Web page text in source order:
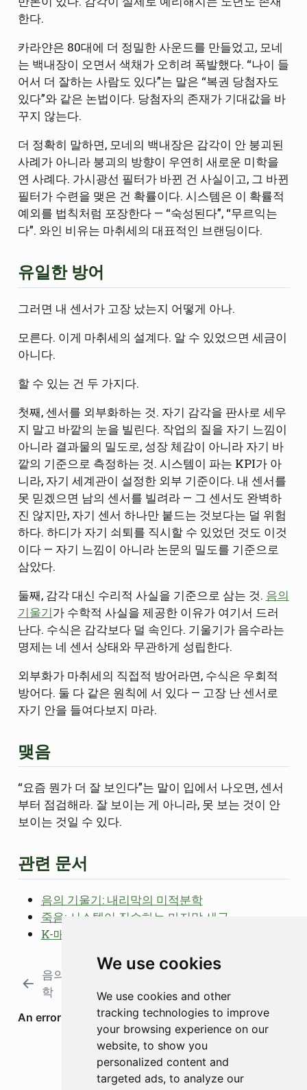
We use cookies
We use cookies and other
tracking technologies to improve
your browsing experience on our
website, to show you
personalized content and
targeted ads, to analyze our
한다.
카라얀은 80대에 더 정밀한 사운드를 만들었고, 모네
는 백내장이 오면서 색채가 오히려 폭발했다. “나이 들
어서 더 잘하는 사람도 있다”는 말은 “복권 당첨자도
있다”와 같은 논법이다. 당첨자의 존재가 기대값을 바
꾸지 않는다.
더 정확히 말하면, 모네의 백내장은 감각이 안 붕괴된
사례가 아니라 붕괴의 방향이 우연히 새로운 미학을
연 사례다. 가시광선 필터가 바뀐 건 사실이고, 그 바뀐
필터가 수련을 맺은 건 확률이다. 시스템은 이 확률적
예외를 법칙처럼 포장한다 — “숙성된다”, “무르익는
다”. 와인 비유는 마취세의 대표적인 브랜딩이다.
유일한 방어
그러면 내 센서가 고장 났는지 어떻게 아나.
모른다. 이게 마취세의 설계다. 알 수 있었으면 세금이
아니다.
할 수 있는 건 두 가지다.
첫째, 센서를 외부화하는 것. 자기 감각을 판사로 세우
지 말고 바깥의 눈을 빌린다. 작업의 질을 자기 느낌이
아니라 결과물의 밀도로, 성장 체감이 아니라 자기 바
깥의 기준으로 측정하는 것. 시스템이 파는 KPI가 아
니라, 자기 세계관이 설정한 외부 기준이다. 내 센서를
못 믿겠으면 남의 센서를 빌려라 — 그 센서도 완벽하
진 않지만, 자기 센서 하나만 붙드는 것보다는 덜 위험
하다. 하디가 자기 쇠퇴를 직시할 수 있었던 것도 이것
이다 — 자기 느낌이 아니라 논문의 밀도를 기준으로
삼았다.
둘째, 감각 대신 수리적 사실을 기준으로 삼는 것. 음의
기울기가 수학적 사실을 제공한 이유가 여기서 드러
난다. 수식은 감각보다 덜 속인다. 기울기가 음수라는
명제는 네 센서 상태와 무관하게 성립한다.
외부화가 마취세의 직접적 방어라면, 수식은 우회적
방어다. 둘 다 같은 원칙에 서 있다 — 고장 난 센서로
자기 안을 들여다보지 마라.
맺음
“요즘 뭔가 더 잘 보인다”는 말이 입에서 나오면, 센서
부터 점검해라. 잘 보이는 게 아니라, 못 보는 것이 안
보이는 것일 수 있다.
관련 문서
음의 기울기: 내리막의 미적분학
죽음: 시스템이 징수하는 마지막 세금
K-매트릭스: 출구 비용의 사회
음의 기울기: 내리막의 미적분
학
마지막 흥
정